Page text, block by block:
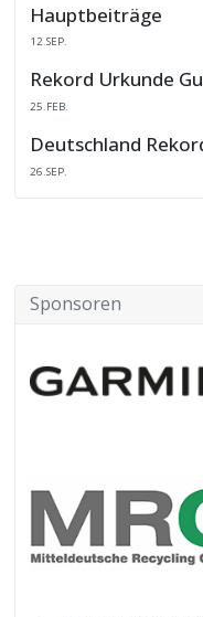
Hauptbeiträge
12.SEP.
Rekord Urkunde
25.FEB.
Deutschland
26.SEP.
Sponsoren